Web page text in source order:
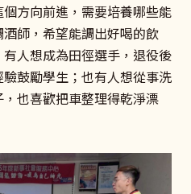
方向前進，需要培養哪些能
師，希望能調出好喝的飲
人想成為田徑選手，退役後
鼓勵學生；也有人想從事洗
也喜歡把車整理得乾淨漂